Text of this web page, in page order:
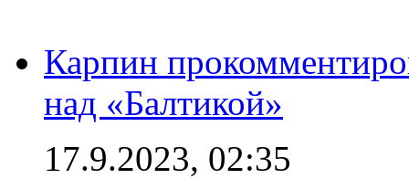
Карпин
над «Балтикой»
17.9.2023, 02:35